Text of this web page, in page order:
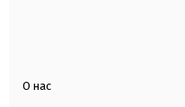
О нас